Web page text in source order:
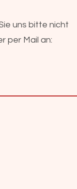
uns bitte nicht
per Mail an: